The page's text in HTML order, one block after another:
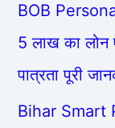
BOB
5 लाख का लोन
पात्रता पूरी
Bihar Smart